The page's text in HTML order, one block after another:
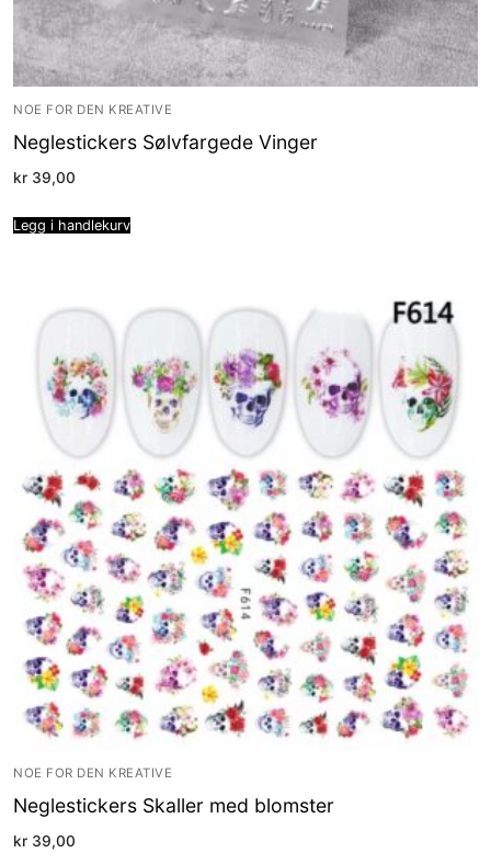
NOE FOR DEN KREATIVE
Neglestickers Sølvfargede Vinger
kr 39,00
Legg i handlekurv
NOE FOR DEN KREATIVE
Neglestickers Skaller med blomster
kr 39,00